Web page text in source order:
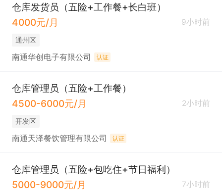
仓库发货员（五险+工作餐+长白班）
4000元/月
9小时前
通州区
南通华创电子有限公司 认证
仓库管理员（五险+工作餐）
4500-6000元/月
2小时前
开发区
南通天泽餐饮管理有限公司 认证
仓库管理员（五险+包吃住+节日福利）
5000-9000元/月
7小时前